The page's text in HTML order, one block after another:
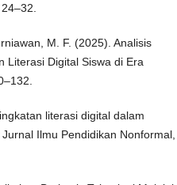
M. F. (2025). Analisis
Literasi Digital Siswa di Era
literasi digital dalam
Ilmu Pendidikan Nonformal,